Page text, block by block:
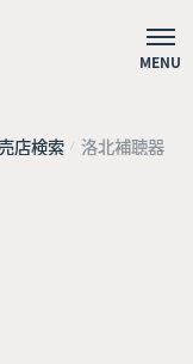
MENU
店検索 洛北補聴器